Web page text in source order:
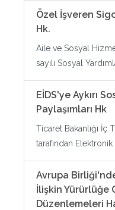
Özel İşveren
Hk.
Aile ve Sosyal
sayılı Sosyal
EİDS'ye Aykırı
Paylaşımları Hk
Ticaret Bakanlığı İç
tarafından Elektronik
Avrupa
İlişkin Yürürlüğe
Düzenlemeleri